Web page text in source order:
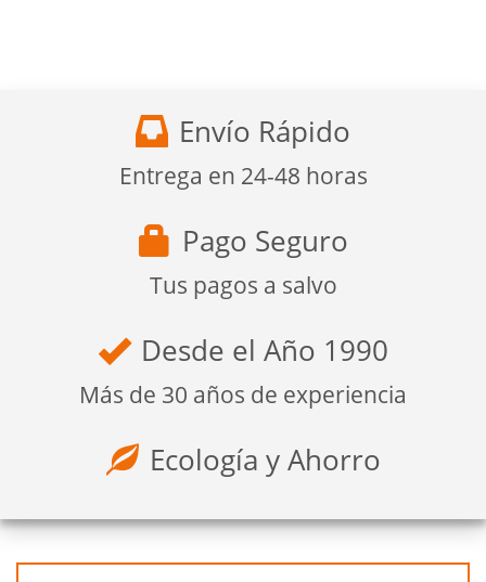
Envío Rápido
Entrega en 24-48 horas
Pago Seguro
Tus pagos a salvo
Desde el Año 1990
Más de 30 años de experiencia
Ecología y Ahorro